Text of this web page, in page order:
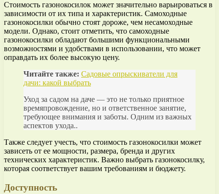
Стоимость газонокосилок может значительно варьироваться в
зависимости от их типа и характеристик. Самоходные
газонокосилки обычно стоят дороже, чем несамоходные
модели. Однако, стоит отметить, что самоходные
газонокосилки обладают большими функциональными
возможностями и удобствами в использовании, что может
оправдать их более высокую цену.
Читайте также: Садовые опрыскиватели для
дачи: какой выбрать
Уход за садом на даче — это не только приятное
времяпровождение, но и ответственное занятие,
требующее внимания и заботы. Одним из важных
аспектов ухода..
Также следует учесть, что стоимость газонокосилки может
зависеть от ее мощности, размера, бренда и других
технических характеристик. Важно выбрать газонокосилку,
которая соответствует вашим требованиям и бюджету.
Доступность